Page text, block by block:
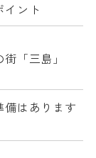
ント
「三島」
はあります